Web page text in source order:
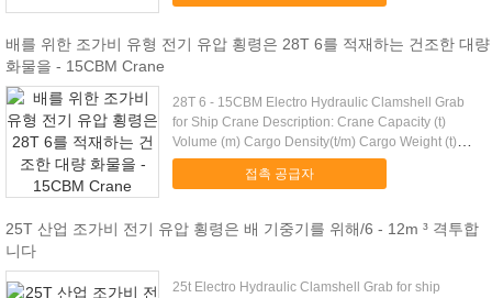
배를 위한 조가비 유형 전기 유압 횡령은 28T 6를 적재하는 건조한 대량
화물을 - 15CBM Crane
28T 6 - 15CBM Electro Hydraulic Clamshell Grab
for Ship Crane Description: Crane Capacity (t)
Volume (m) Cargo Density(t/m) Cargo Weight (t)
Grab ...
접촉 공급자
25T 산업 조가비 전기 유압 횡령은 배 기중기를 위해/6 - 12m ³ 격투합
니다
25t Electro Hydraulic Clamshell Grab for ship